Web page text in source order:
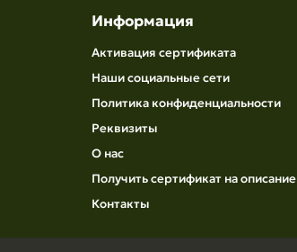
Информация
Активация сертификата
Наши социальные сети
Политика конфиденциальности
Реквизиты
О нас
Получить сертификат на описание
Контакты